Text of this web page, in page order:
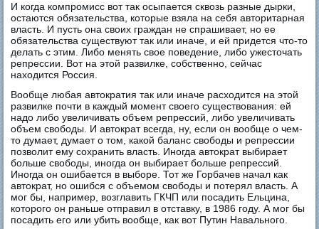
И когда компромисс вот так осыпается сквозь разные дырки,
остаются обязательства, которые взяла на себя авторитарная
власть. И пусть она своих граждан не спрашивает, но ее
обязательства существуют так или иначе, и ей придется что-то
делать с этим. Либо менять свое поведение, либо ужесточать
репрессии. Вот на этой развилке, собственно, сейчас
находится Россия.
Вообще любая автократия так или иначе расходится на этой
развилке почти в каждый момент своего существования: ей
надо либо увеличивать объем репрессий, либо увеличивать
объем свободы. И автократ всегда, ну, если он вообще о чем-
то думает, думает о том, какой баланс свободы и репрессии
позволит ему сохранить власть. Иногда автократ выбирает
больше свободы, иногда он выбирает больше репрессий.
Иногда он ошибается в выборе. Тот же Горбачев начал как
автократ, но ошибся с объемом свободы и потерял власть. А
мог бы, например, возглавить ГКЧП или посадить Ельцина,
которого он раньше отправил в отставку, в 1986 году. А мог бы
посадить его или убить вообще, как вот Путин Навального.